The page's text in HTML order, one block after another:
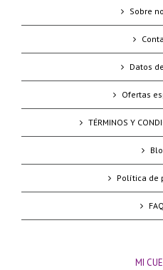
Sobre
Datos
Ofertas
TÉRMINOS Y
Política de
MI